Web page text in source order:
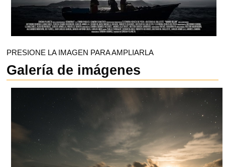
PRESIONE LA IMAGEN PARA AMPLIARLA
Galería de imágenes